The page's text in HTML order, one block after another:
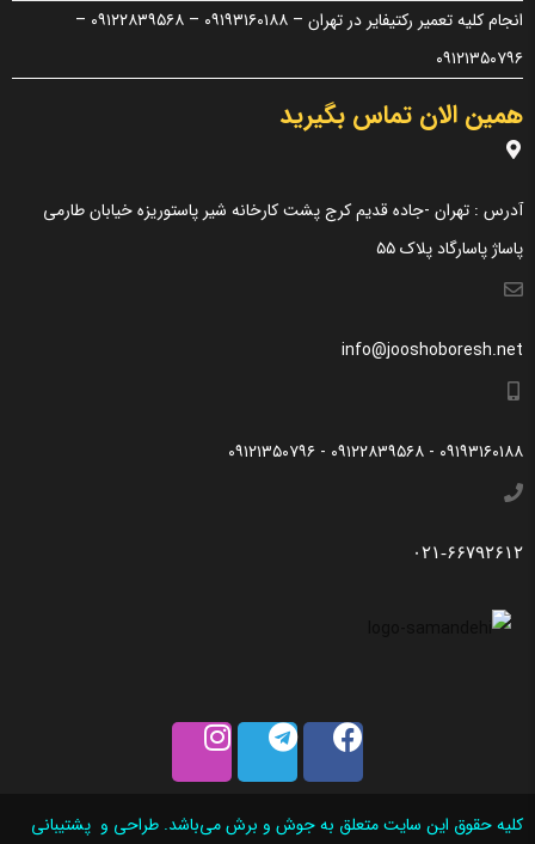
لازم است محتوای ارسالی منطبق برعرف و شئونات جامعه و با بیانی
از ارسال لینک‌های سایت‌های دیگر و ارایه‌ی اطلاعات شخصی خودتان
مثل شماره تماس، ایمیل و آی‌دی شبکه‌های اجتماعی پرهیز کنید.
یک محصول توسط ایشان است.
امکانات و قابلیت ها:
انجام کلیه تعمیر رکتیفایر در تهران – ۰۹۱۹۳۱۶۰۱۸۸ – ۰۹۱۲۲۸۳۹۵۶۸ –
۰۹۱۲۱۳۵۰۷۹۶
همین الان تماس بگیرید
آدرس : تهران -جاده قدیم کرج پشت کارخانه شیر پاستوریزه خیابان طارمی
پاساژ پاسارگاد پلاک ۵۵
info@jooshoboresh.net
۰۹۱۹۳۱۶۰۱۸۸ - ۰۹۱۲۲۸۳۹۵۶۸ - ۰۹۱۲۱۳۵۰۷۹۶
۰۲۱-۶۶۷۹۲۶۱۲
کلیه حقوق این سایت متعلق به جوش و برش می‌باشد. طراحی و پشتیبانی